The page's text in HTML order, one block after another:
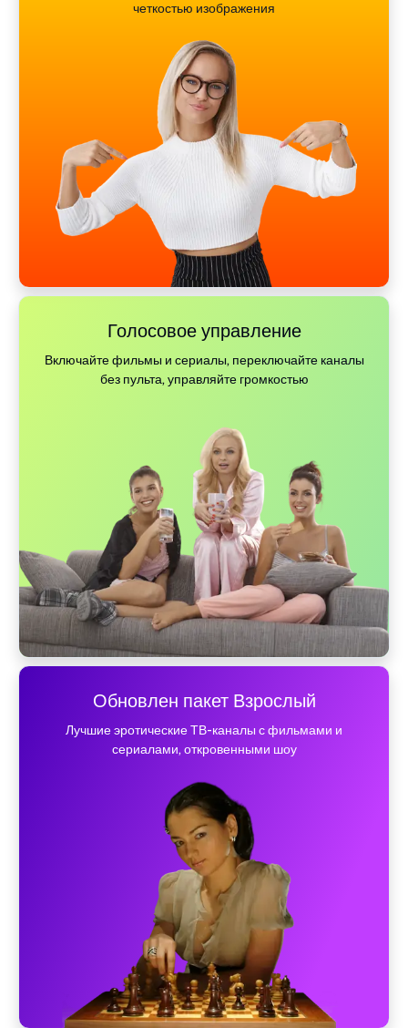
четкостью изображения
Голосовое управление
Включайте фильмы и сериалы, переключайте каналы
без пульта, управляйте громкостью
Обновлен пакет Взрослый
Лучшие эротические ТВ-каналы с фильмами и
сериалами, откровенными шоу